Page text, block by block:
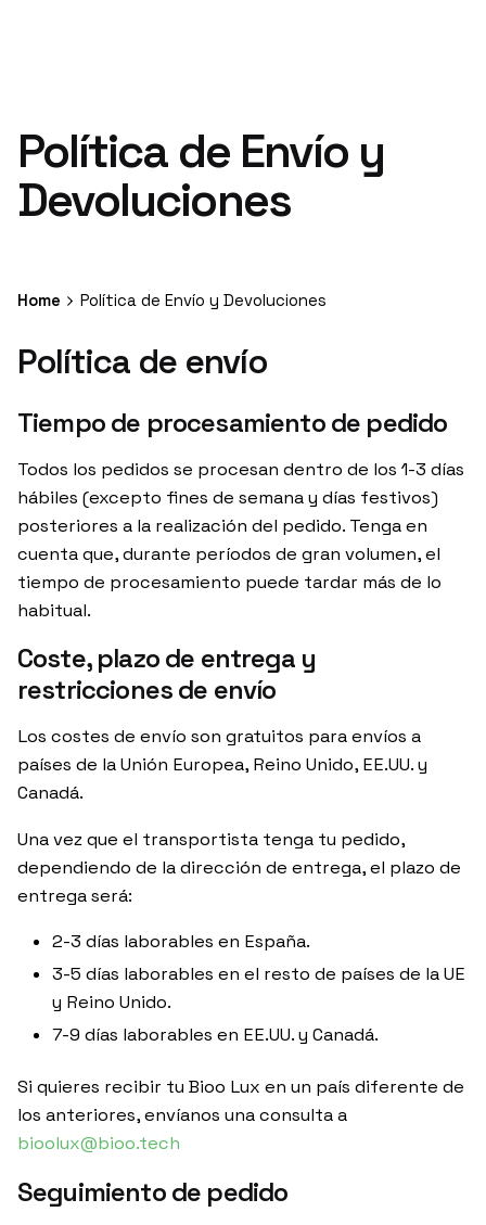
Política de Envío y
Devoluciones
Home Política de Envío y Devoluciones
Política de envío
Tiempo de procesamiento de pedido
Todos los pedidos se procesan dentro de los 1-3 días
hábiles (excepto fines de semana y días festivos)
posteriores a la realización del pedido. Tenga en
cuenta que, durante períodos de gran volumen, el
tiempo de procesamiento puede tardar más de lo
habitual.
Coste, plazo de entrega y
restricciones de envío
Los costes de envío son gratuitos para envíos a
países de la Unión Europea, Reino Unido, EE.UU. y
Canadá.
Una vez que el transportista tenga tu pedido,
dependiendo de la dirección de entrega, el plazo de
entrega será:
2-3 días laborables en España.
3-5 días laborables en el resto de países de la UE
y Reino Unido.
7-9 días laborables en EE.UU. y Canadá.
Si quieres recibir tu Bioo Lux en un país diferente de
los anteriores, envíanos una consulta a
bioolux@bioo.tech
Seguimiento de pedido